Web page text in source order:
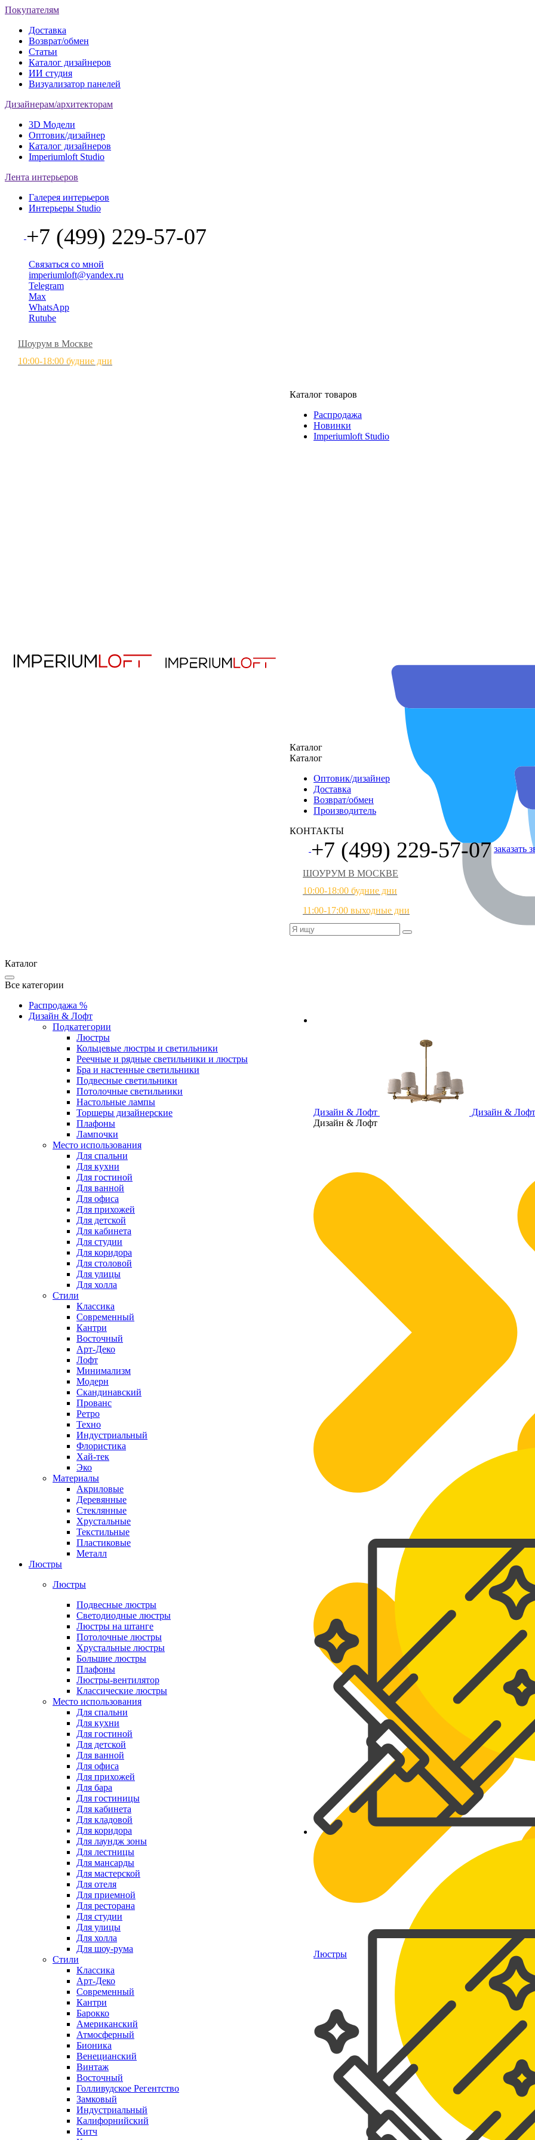
Покупателям
Доставка
Возврат/обмен
Статьи
Каталог дизайнеров
ИИ студия
Визуализатор панелей
Дизайнерам/архитекторам
3D Модели
Оптовик/дизайнер
Каталог дизайнеров
Imperiumloft Studio
Лента интерьеров
Галерея интерьеров
Интерьеры Studio
+7 (499) 229-57-07
Связаться со мной
imperiumloft@yandex.ru
Telegram
Max
WhatsApp
Rutube
Шоурум в Москве
10:00-18:00 будние дни
Каталог товаров
Распродажа
Новинки
Imperiumloft Studio
Дизайн & Лофт
Дизайн & Лофт
Дизайн & Лофт
Люстры
Каталог
Каталог
Оптовик/дизайнер
Доставка
Возврат/обмен
Производитель
КОНТАКТЫ
+7 (499) 229-57-07 заказать
ШОУРУМ В МОСКВЕ
10:00-18:00 будние дни
11:00-17:00 выходные дни
Каталог
Все категории
Распродажа %
Дизайн & Лофт
Подкатегории
Люстры
Кольцевые люстры и светильники
Реечные и рядные светильники и люстры
Бра и настенные светильники
Подвесные светильники
Потолочные светильники
Настольные лампы
Торшеры дизайнерские
Плафоны
Лампочки
Место использования
Для спальни
Для кухни
Для гостиной
Для ванной
Для офиса
Для прихожей
Для детской
Для кабинета
Для студии
Для коридора
Для столовой
Для улицы
Для холла
Стили
Классика
Современный
Кантри
Восточный
Арт-Деко
Лофт
Минимализм
Модерн
Скандинавский
Прованс
Ретро
Техно
Индустриальный
Флористика
Хай-тек
Эко
Материалы
Акриловые
Деревянные
Стеклянные
Хрустальные
Текстильные
Пластиковые
Металл
Люстры
Люстры
Подвесные люстры
Светодиодные люстры
Люстры на штанге
Потолочные люстры
Хрустальные люстры
Большие люстры
Плафоны
Люстры-вентилятор
Классические люстры
Место использования
Для спальни
Для кухни
Для гостиной
Для детской
Для ванной
Для офиса
Для прихожей
Для бара
Для гостиницы
Для кабинета
Для кладовой
Для коридора
Для лаундж зоны
Для лестницы
Для мансарды
Для мастерской
Для отеля
Для приемной
Для ресторана
Для студии
Для улицы
Для холла
Для шоу-рума
Стили
Классика
Арт-Деко
Современный
Кантри
Барокко
Американский
Атмосферный
Бионика
Венецианский
Винтаж
Восточный
Голливудское Регентство
Замковый
Индустриальный
Калифорнийский
Китч